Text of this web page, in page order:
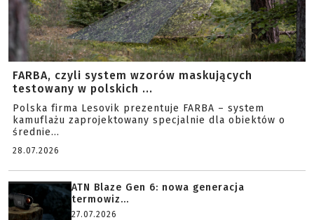
FARBA, czyli system wzorów maskujących
testowany w polskich ...
Polska firma Lesovik prezentuje FARBA – system
kamuflażu zaprojektowany specjalnie dla obiektów o
średnie...
28.07.2026
ATN Blaze Gen 6: nowa generacja
termowiz...
27.07.2026